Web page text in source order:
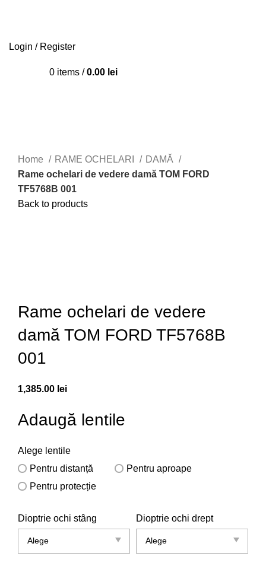
Login / Register
0 items / 0.00 lei
Home RAME OCHELARI
DAMĂ
Rame ochelari de vedere damă TOM FORD
TF5768B 001
Back to products
Rame ochelari de vedere
damă TOM FORD TF5768B
001
1,385.00 lei
Adaugă lentile
Alege lentile
Pentru distanță
Pentru aproape
Pentru protecție
Dioptrie ochi stâng Dioptrie ochi drept